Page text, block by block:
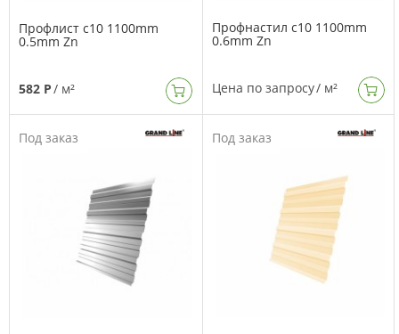
Профлист с10 1100mm
0.5mm Zn
582 Р/ м²
Профнастил с10 1100mm
0.6mm Zn
Цена по запросу/ м²
Под заказ Под заказ